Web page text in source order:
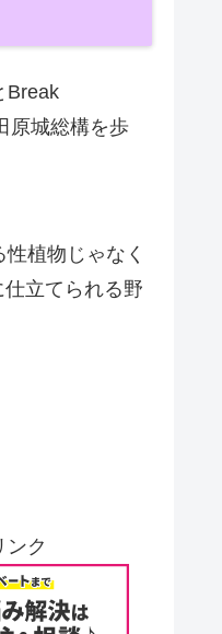
Break
原城総構を歩
性植物じゃなく
立てられる野
ンク